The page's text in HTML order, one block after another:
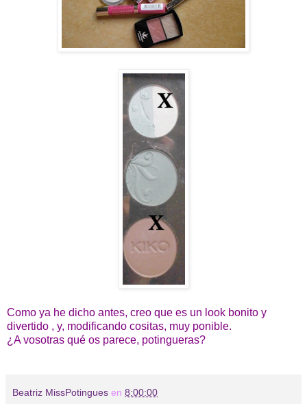
Como ya he dicho antes, creo que es un look bonito y
divertido , y, modificando cositas, muy ponible.
¿A vosotras qué os parece, potingueras?
Beatriz MissPotingues en 8:00:00